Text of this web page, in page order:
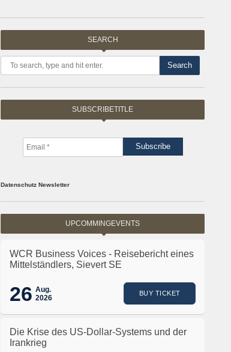
SEARCH
Search
SUBSCRIBETITLE
Datenschutz Newsletter
UPCOMMINGEVENTS
WCR Business Voices - Reisebericht eines
Mittelständlers, Sievert SE
26 Aug.
2026
BUY TICKET
Die Krise des US-Dollar-Systems und der
Irankrieg